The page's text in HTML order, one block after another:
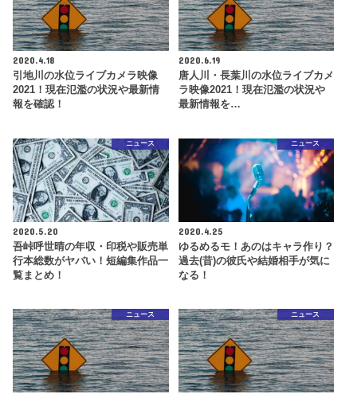
2020.4.18
引地川の水位ライブカメラ映像
2021！現在氾濫の状況や最新情
報を確認！
2020.6.19
唐人川・長葉川の水位ライブカメ
ラ映像2021！現在氾濫の状況や
最新情報を…
ニュース
2020.5.20
吾峠呼世晴の年収・印税や販売単
行本総数がヤバい！短編集作品一
覧まとめ！
ニュース
2020.4.25
ゆるめるモ！あのはキャラ作り？
過去(昔)の彼氏や結婚相手が気に
なる！
ニュース ニュース